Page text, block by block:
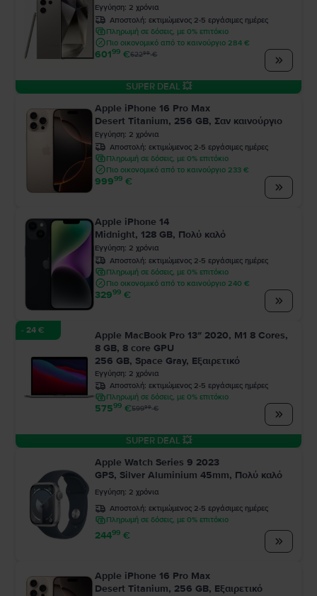
Εγγύηση: 2 χρόνια
Αποστολή: εκτιμώμενος 2-5 εργάσιμες ημέρες
Πληρωμή σε δόσεις, με 0% επιτόκιο
Πιο οικονομικό από το καινούργιο 284 €
60199 €62299€
SUPER DEAL 💥
Apple iPhone 16 Pro Max
Desert Titanium, 256 GB, Σαν καινούργιο
Εγγύηση: 2 χρόνια
Αποστολή: εκτιμώμενος 2-5 εργάσιμες ημέρες
Πληρωμή σε δόσεις, με 0% επιτόκιο
Πιο οικονομικό από το καινούργιο 233 €
99999 €
Apple iPhone 14
Midnight, 128 GB, Πολύ καλό
Εγγύηση: 2 χρόνια
Αποστολή: εκτιμώμενος 2-5 εργάσιμες ημέρες
Πληρωμή σε δόσεις, με 0% επιτόκιο
Πιο οικονομικό από το καινούργιο 240 €
32999 €
- 24 €
Apple MacBook Pro 13″ 2020, M1 8 Cores,
8 GB, 8 core GPU
256 GB, Space Gray, Εξαιρετικό
Εγγύηση: 2 χρόνια
Αποστολή: εκτιμώμενος 2-5 εργάσιμες ημέρες
Πληρωμή σε δόσεις, με 0% επιτόκιο
57599 €59999€
SUPER DEAL 💥
Apple Watch Series 9 2023
GPS, Silver Aluminium 45mm, Πολύ καλό
Εγγύηση: 2 χρόνια
Αποστολή: εκτιμώμενος 2-5 εργάσιμες ημέρες
Πληρωμή σε δόσεις, με 0% επιτόκιο
24499 €
Apple iPhone 16 Pro Max
Desert Titanium, 256 GB, Εξαιρετικό